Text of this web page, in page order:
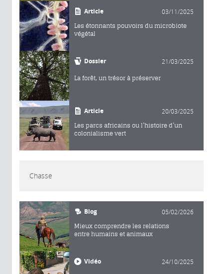
Article 03/11/2025
Les étonnants pouvoirs du microbiote
végétal
Dossier 21/03/2025
La forêt, un trésor à préserver
Article 20/03/2025
Les parcs africains ou l’histoire d’un
colonialisme vert
Chasse
Blog 05/02/2026
Mieux comprendre les relations
entre humains et animaux
Vidéo 24/10/2025